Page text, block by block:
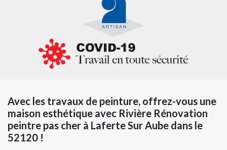
Avec les travaux de peinture, offrez-vous une
maison esthétique avec Rivière Rénovation
peintre pas cher à Laferte Sur Aube dans le
52120 !